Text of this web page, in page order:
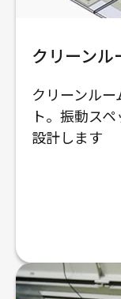
クリーン
クリーンル
ト。振動ス
設計します